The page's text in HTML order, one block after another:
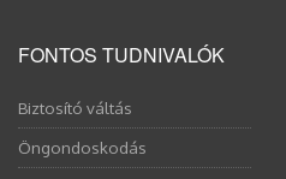
FONTOS TUDNIVALÓK
Biztosító váltás
Öngondoskodás